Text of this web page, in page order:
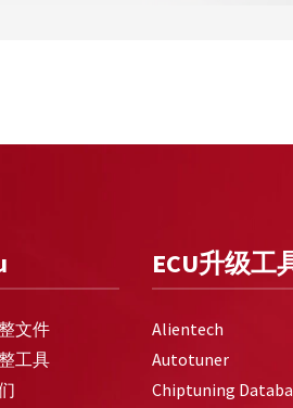
文件
工具
ECU升级工
Alientech
Autotuner
Chiptuning